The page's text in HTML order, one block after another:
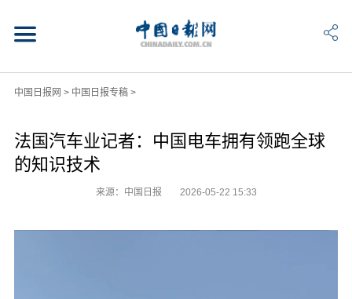
中国日报网 > 中国日报专稿>
法国汽车业记者：中国电车拥有领跑全球
的知识技术
来源：中国日报 2026-05-22 15:33